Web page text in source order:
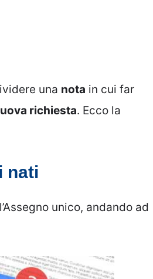
una nota in cui far
richiesta. Ecco la
nati
unico, andando ad